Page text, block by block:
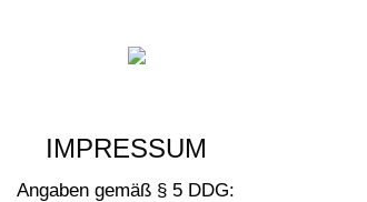
IMPRESSUM
Anga­ben gemäß § 5 DDG: